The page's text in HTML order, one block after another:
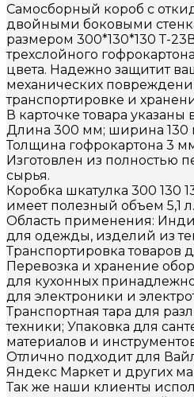
Самосборный короб с
двойными боковыми
размером 300*130*130 Т-
трехслойного
цвета. Надежно защитит
механических
транспортировке и
В карточке товара
Длина 300 мм; ширина 130
Толщина гофрокартона 3
Изготовлен из полностью
сырья.
Коробка шкатулка 300 130
имеет полезный объем 5,1 л.
Область применения:
для одежды, изделий из
Транспортировка товаров
Перевозка и хранение
для кухонных
для электроники и
Транспортная тара для
техники; Упаковка для
материалов и
Отлично подходит для
Яндекс Маркет и других
Так же наши клиенты